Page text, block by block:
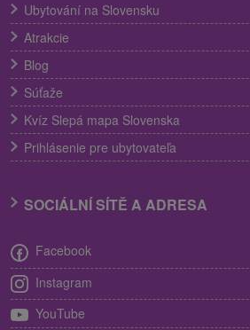
Ubytování na Slovensku
Atrakcie
Blog
Súťaže
Kvíz Slepá mapa Slovenska
Prihlásenie pre ubytovateľa
SOCIÁLNÍ SÍTĚ A ADRESA
Facebook
Instagram
YouTube